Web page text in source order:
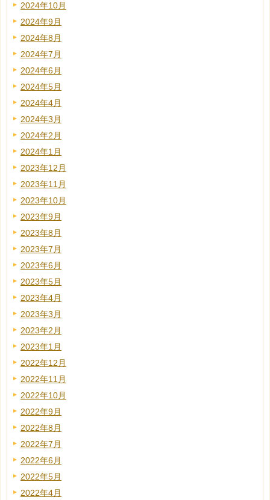
2024年10月
2024年9月
2024年8月
2024年7月
2024年6月
2024年5月
2024年4月
2024年3月
2024年2月
2024年1月
2023年12月
2023年11月
2023年10月
2023年9月
2023年8月
2023年7月
2023年6月
2023年5月
2023年4月
2023年3月
2023年2月
2023年1月
2022年12月
2022年11月
2022年10月
2022年9月
2022年8月
2022年7月
2022年6月
2022年5月
2022年4月